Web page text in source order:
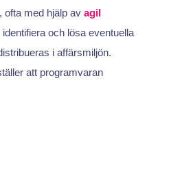
ofta med hjälp av agil
och lösa eventuella
i affärsmiljön.
att programvaran